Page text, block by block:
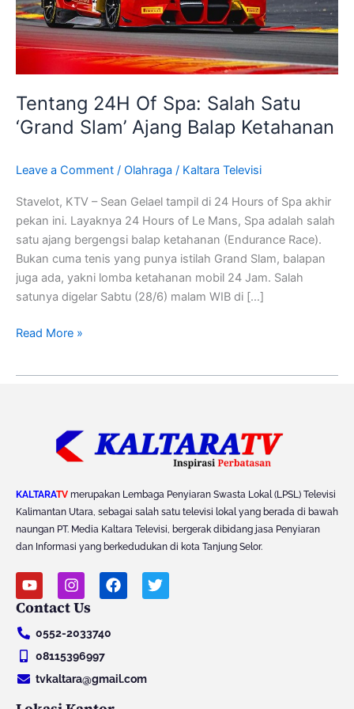
Tentang 24H Of Spa: Salah Satu
‘Grand Slam’ Ajang Balap Ketahanan
Leave a Comment / Olahraga / Kaltara Televisi
Stavelot, KTV – Sean Gelael tampil di 24 Hours of Spa akhir
pekan ini. Layaknya 24 Hours of Le Mans, Spa adalah salah
satu ajang bergengsi balap ketahanan (Endurance Race).
Bukan cuma tenis yang punya istilah Grand Slam, balapan
juga ada, yakni lomba ketahanan mobil 24 Jam. Salah
satunya digelar Sabtu (28/6) malam WIB di […]
‘Grand
Slam’
Ajang
Balap
Read More »
KALTARATV merupakan Lembaga Penyiaran Swasta Lokal (LPSL) Televisi
Kalimantan Utara, sebagai salah satu televisi lokal yang berada di bawah
naungan PT. Media Kaltara Televisi, bergerak dibidang jasa Penyiaran
dan Informasi yang berkedudukan di kota Tanjung Selor.
Y
o
u
u
b
I
n
s
a
g
a
F
a
k
T
w
Contact Us
0552-2033740
08115396997
tvkaltara@gmail.com